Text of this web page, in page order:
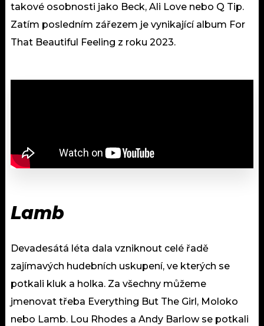
takové osobnosti jako Beck, Ali Love nebo Q Tip.
Zatím posledním zářezem je vynikající album For
That Beautiful Feeling z roku 2023.
Lamb
Devadesátá léta dala vzniknout celé řadě
zajímavých hudebních uskupení, ve kterých se
potkali kluk a holka. Za všechny můžeme
jmenovat třeba Everything But The Girl, Moloko
nebo Lamb. Lou Rhodes a Andy Barlow se potkali